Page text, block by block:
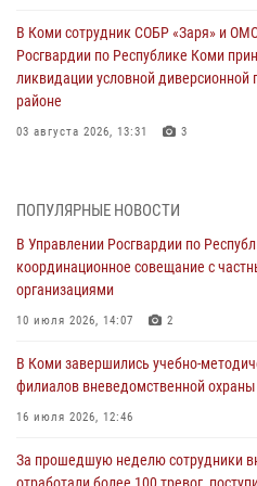
В Коми сотрудник СОБР «Заря» и
Росгвардии по Республике Коми
ликвидации условной
районе
03 августа 2026, 13:31 3
по спортивному самбо
03 августа 2026, 12:07 5
В Коми росгвардейцы информируют
законодательстве в сфере оборота
02 августа 2026, 06:17
В Койгородском районе местный
31 июля 2026, 10:55
ПОПУЛЯРНЫЕ НОВОСТИ
В Управлении Росгвардии по
координационное совещание с
организациями
10 июля 2026, 14:07 2
В Коми завершились учебно-
филиалов вневедомственной
16 июля 2026, 12:46
За прошедшую неделю сотрудники
отработали более 100 тревог,